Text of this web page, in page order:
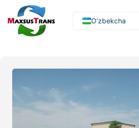
O‘zbekcha
Русский